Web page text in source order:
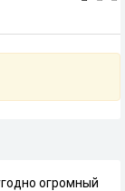
огромный